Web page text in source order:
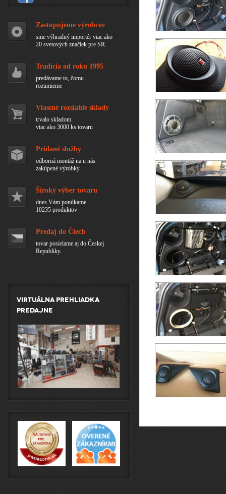
Zastupujeme výrobcov
sme výhradný importér viac ako
20 svetových značiek pre SR.
Tradícia od roku 1995
predávame to, čomu
rozumieme
Vlastné rozsiahle sklady
trvalo skladom
viac ako 3000 ks tovaru
Pridané služby
odborná montáž na u nás
zakúpené výrobky
Široký výber tovaru
dnes Vám ponúkame
10235 produktov
Predaj do Čiech
tovar posielame aj do Českej
Republiky.
Virtuálna prehliadka
predajne